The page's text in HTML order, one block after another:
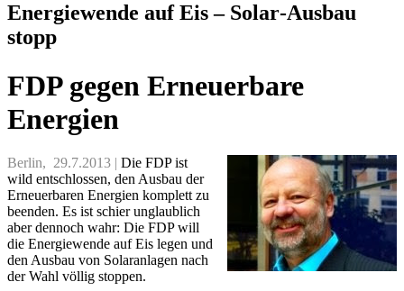
Energiewende auf Eis – Solar‑Ausbau
stopp
FDP gegen Erneuerbare
Energien
Berlin, 29.7.2013 | Die FDP ist
wild ent­schlos­sen, den Aus­bau der
Er­neu­er­ba­ren En­er­gi­en kom­plett zu
be­en­den. Es ist schier un­glaub­lich
aber den­noch wahr: Die FDP will
die En­er­gie­wen­de auf Eis le­gen und
den Aus­bau von So­lar­an­la­gen nach
der Wahl völ­lig stop­pen.